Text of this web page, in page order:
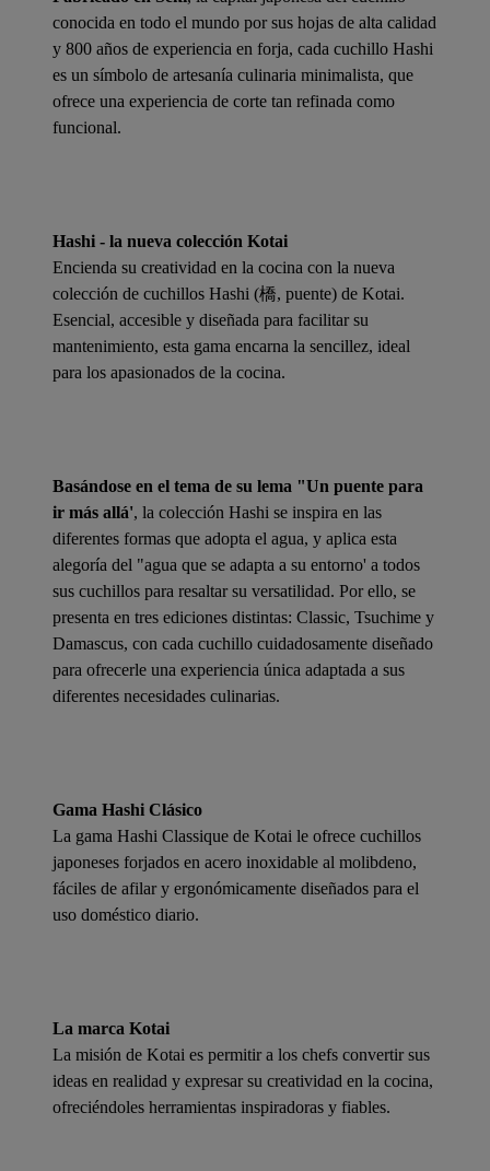
conocida en todo el mundo por sus hojas de alta calidad
y 800 años de experiencia en forja, cada cuchillo Hashi
es un símbolo de artesanía culinaria minimalista, que
ofrece una experiencia de corte tan refinada como
funcional.
Hashi - la nueva colección Kotai
Encienda su creatividad en la cocina con la nueva
colección de cuchillos Hashi (橋, puente) de Kotai.
Esencial, accesible y diseñada para facilitar su
mantenimiento, esta gama encarna la sencillez, ideal
para los apasionados de la cocina.
Basándose en el tema de su lema "Un puente para
ir más allá', la colección Hashi se inspira en las
diferentes formas que adopta el agua, y aplica esta
alegoría del "agua que se adapta a su entorno' a todos
sus cuchillos para resaltar su versatilidad. Por ello, se
presenta en tres ediciones distintas: Classic, Tsuchime y
Damascus, con cada cuchillo cuidadosamente diseñado
para ofrecerle una experiencia única adaptada a sus
diferentes necesidades culinarias.
Gama Hashi Clásico
La gama Hashi Classique de Kotai le ofrece cuchillos
japoneses forjados en acero inoxidable al molibdeno,
fáciles de afilar y ergonómicamente diseñados para el
uso doméstico diario.
La marca Kotai
La misión de Kotai es permitir a los chefs convertir sus
ideas en realidad y expresar su creatividad en la cocina,
ofreciéndoles herramientas inspiradoras y fiables.